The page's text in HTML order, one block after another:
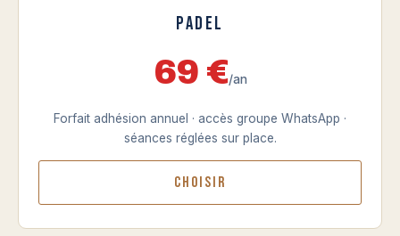
Padel
69 €/an
Forfait adhésion annuel · accès groupe WhatsApp ·
séances réglées sur place.
Choisir